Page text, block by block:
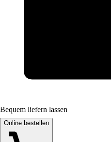
Bequem liefern lassen
Online bestellen